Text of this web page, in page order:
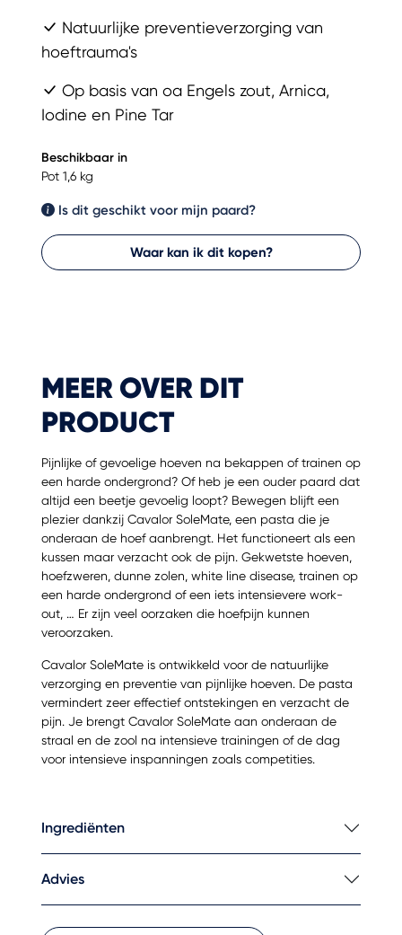
Natuurlijke preventieverzorging van
hoeftrauma's
Op basis van oa Engels zout, Arnica,
Iodine en Pine Tar
Beschikbaar in
Pot 1,6 kg
Is dit geschikt voor mijn paard?
Waar kan ik dit kopen?
MEER OVER DIT
PRODUCT
Pijnlijke of gevoelige hoeven na bekappen of trainen op
een harde ondergrond? Of heb je een ouder paard dat
altijd een beetje gevoelig loopt? Bewegen blijft een
plezier dankzij Cavalor SoleMate, een pasta die je
onderaan de hoef aanbrengt. Het functioneert als een
kussen maar verzacht ook de pijn. Gekwetste hoeven,
hoefzweren, dunne zolen, white line disease, trainen op
een harde ondergrond of een iets intensievere work-
out, … Er zijn veel oorzaken die hoefpijn kunnen
veroorzaken.
Cavalor SoleMate is ontwikkeld voor de natuurlijke
verzorging en preventie van pijnlijke hoeven. De pasta
vermindert zeer effectief ontstekingen en verzacht de
pijn. Je brengt Cavalor SoleMate aan onderaan de
straal en de zool na intensieve trainingen of de dag
voor intensieve inspanningen zoals competities.
Ingrediënten
Advies